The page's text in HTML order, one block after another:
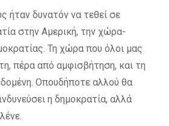
ήταν δυνατόν να τεθεί σε
στην Αμερική, την χώρα-
Τη χώρα που όλοι μας
πέρα από αμφισβήτηση, και τη
Οπουδήποτε αλλού θα
η δημοκρατία, αλλά